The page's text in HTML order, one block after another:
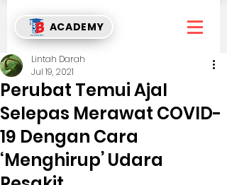
ACADEMY
Perubat Temui Ajal
Selepas Merawat COVID-
19 Dengan Cara
‘Menghirup’ Udara
Lintah Darah
Jul 19, 2021